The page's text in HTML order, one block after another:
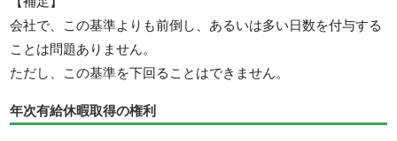
会社で、この基準よりも前倒し、あるいは多い日数を付与する
ことは問題ありません。
ただし、この基準を下回ることはできません。
年次有給休暇取得の権利